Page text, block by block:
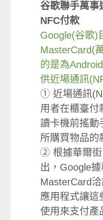
谷歌聯手萬事
NFC付款
Google(谷歌)
MasterCard(
的是為
供近場通訊
① 近場通訊
用者在櫃臺付
讀卡機前搖動
所購買物品的
② 根據華爾街
出，Google
MasterCard
應用程式讓這
使用來支付產